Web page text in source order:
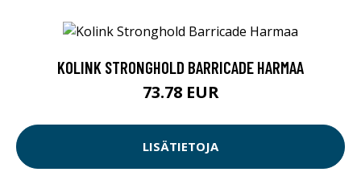
KOLINK STRONGHOLD BARRICADE HARMAA
73.78 EUR
LISÄTIETOJA